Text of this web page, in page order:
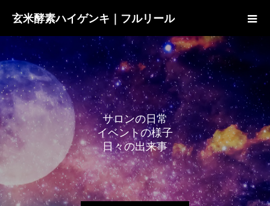
玄米酵素ハイゲンキ｜フルリール
サロンの日常
イベン トの様子
日々の出来事